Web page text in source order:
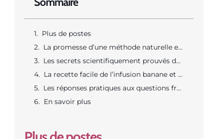
Plus de postes
La promesse d’une méthode naturelle et accessible pour mieux dormir
Les secrets scientifiquement prouvés de la banane pour le sommeil
La recette facile de l’infusion banane et ses astuces bien-être
Les réponses pratiques aux questions fréquentes et les alternatives naturelles
En savoir plus